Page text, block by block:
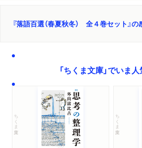
『落語百選（春夏秋冬） 全４巻セット』
「ちくま文庫」でいま
ちくま文庫 ちくま文庫